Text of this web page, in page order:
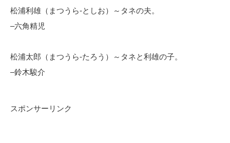
松浦利雄（まつうら-としお）～タネの夫。
–六角精児
松浦太郎（まつうら-たろう）～タネと利雄の子。
–鈴木駿介
スポンサーリンク